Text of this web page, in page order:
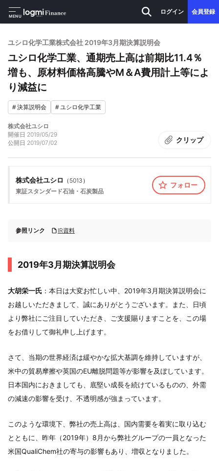
MENU
ログイン 会員登録
ユシロ化学工業株式会社 2019年3月期決算説明会
ユシロ化学工業、通期売上高は前期比11.4％
増も、原材料価格高騰やM＆A費用計上等によ
り減益に
#決算説明会 #ユシロ化学工業
株式会社ユシロ
開催日 2019/05/29
公開日 2019/07/02 クリップ
株式会社ユシロ （ 5013 ）
東証スタンダード石油・石炭製品
フォロー
参照リンク IR資料
2019年3月期決算説明会
大胡栄一氏 ：本日は大変お忙しい中、2019年3月期決算説明会に
お越しいただきまして、誠にありがとうございます。また、日頃
より弊社にご注目していただき、ご支援賜りますことを、この場
をお借りして御礼申し上げます。
さて、当期の世界経済は緩やかな拡大基調を維持していますが、
米中の貿易摩擦や英国のEU離脱問題等が影響を及ぼしています。
日本国内におきましても、底堅い成長を続けているものの、外需
の減速の影響を受け、不透明感が強まっています。
このような環境下、弊社の売上高は、国内需要を着実に取り込む
とともに、昨年（2019年）8月から弊社グループの一員となった
米国QualiChem社の寄与の影響もあり、増収となりました。